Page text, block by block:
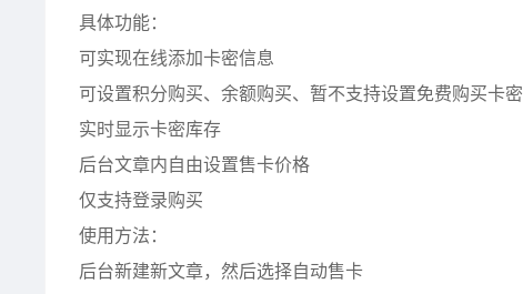
具体功能：
可实现在线添加卡密信息
可设置积分购买、余额购买、暂不支持设置免费购买卡密
实时显示卡密库存
后台文章内自由设置售卡价格
仅支持登录购买
使用方法：
后台新建新文章，然后选择自动售卡